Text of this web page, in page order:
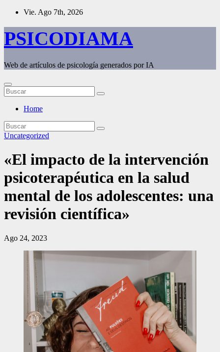
Saltar
contenido
Vie. Ago 7th, 2026
PSICODIAMA
Web de artículos de psicología generados por IA
Home
Uncategorized
«El impacto de la intervención
psicoterapéutica en la salud
mental de los adolescentes: una
revisión científica»
Ago 24, 2023